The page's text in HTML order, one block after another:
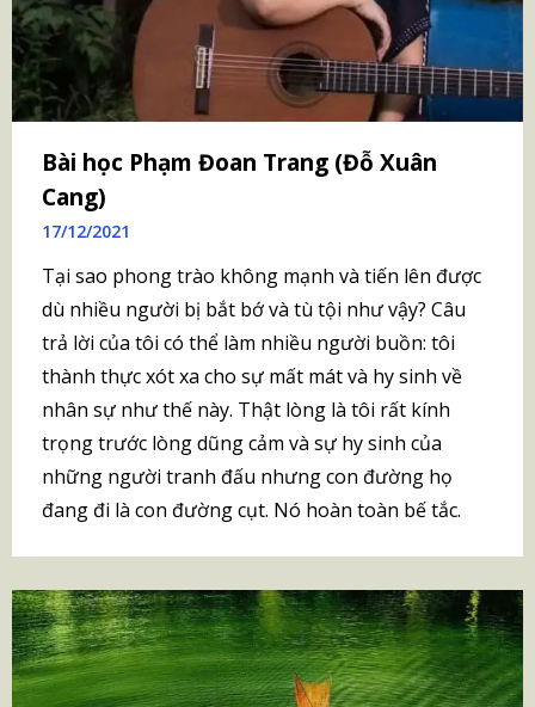
Bài học Phạm Đoan Trang (Đỗ Xuân
Cang)
17/12/2021
Tại sao phong trào không mạnh và tiến lên được
dù nhiều người bị bắt bớ và tù tội như vậy? Câu
trả lời của tôi có thể làm nhiều người buồn: tôi
thành thực xót xa cho sự mất mát và hy sinh về
nhân sự như thế này. Thật lòng là tôi rất kính
trọng trước lòng dũng cảm và sự hy sinh của
những người tranh đấu nhưng con đường họ
đang đi là con đường cụt. Nó hoàn toàn bế tắc.